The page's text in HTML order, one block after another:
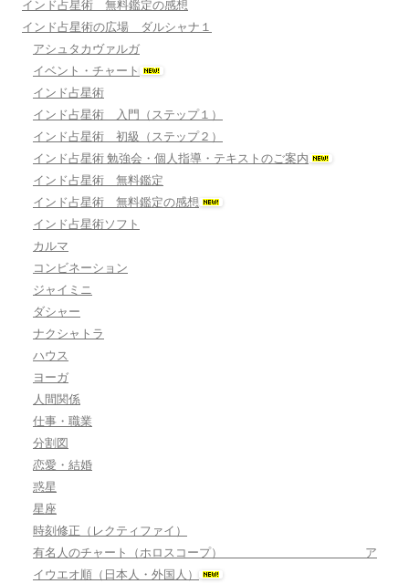
インド占星術 無料鑑定の感想
インド占星術の広場 ダルシャナ１
アシュタカヴァルガ
イベント・チャート
インド占星術
インド占星術 入門（ステップ１）
インド占星術 初級（ステップ２）
インド占星術 勉強会・個人指導・テキストのご案内
インド占星術 無料鑑定
インド占星術 無料鑑定の感想
インド占星術ソフト
カルマ
コンビネーション
ジャイミニ
ダシャー
ナクシャトラ
ハウス
ヨーガ
人間関係
仕事・職業
分割図
恋愛・結婚
惑星
星座
時刻修正（レクティファイ）
有名人のチャート（ホロスコープ） ア
イウエオ順（日本人・外国人）